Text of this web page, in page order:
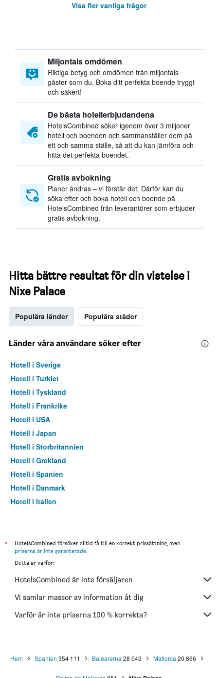
Visa fler vanliga frågor
Miljontals omdömen
Riktiga betyg och omdömen från miljontals
gäster som du. Boka ditt perfekta boende tryggt
och säkert!
De bästa hotellerbjudandena
HotelsCombined söker igenom över 3 miljoner
hotell och boenden och sammanställer dem på
ett och samma ställe, så att du kan jämföra och
hitta det perfekta boendet.
Gratis avbokning
Planer ändras – vi förstår det. Därför kan du
söka efter och boka hotell och boende på
HotelsCombined från leverantörer som erbjuder
gratis avbokning.
Hitta bättre resultat för din vistelse i
Nixe Palace
Populära länder Populära städer
Länder våra användare söker efter
Hotell i Sverige
Hotell i Turkiet
Hotell i Tyskland
Hotell i Frankrike
Hotell i USA
Hotell i Japan
Hotell i Storbritannien
Hotell i Grekland
Hotell i Spanien
Hotell i Danmark
Hotell i Italien
*
HotelsCombined försöker alltid få till en korrekt prissättning, men
priserna är inte garanterade.
Detta är varför:
HotelsCombined är inte försäljaren
Vi samlar massor av information åt dig
Varför är inte priserna 100 % korrekta?
Hem Spanien 354 111 Balearerna 28 043 Mallorca 20 866